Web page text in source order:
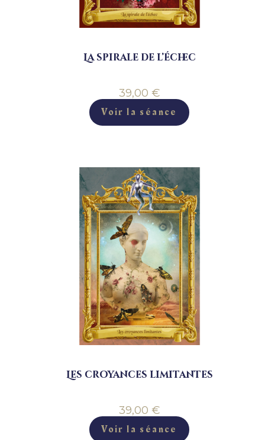
La spirale de l’échec
39,00 €
Voir la séance
Les croyances limitantes
39,00 €
Voir la séance